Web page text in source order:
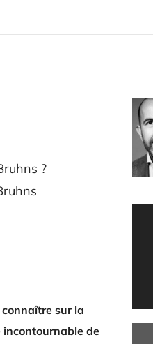
?
sur la
incontournable de